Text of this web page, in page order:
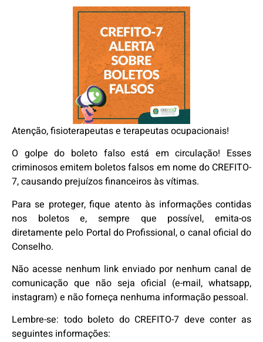
Atenção, fisioterapeutas e terapeutas ocupacionais!
O golpe do boleto falso está em circulação! Esses
criminosos emitem boletos falsos em nome do CREFITO-
7, causando prejuízos financeiros às vítimas.
Para se proteger, fique atento às informações contidas
nos boletos e, sempre que possível, emita-os
diretamente pelo Portal do Profissional, o canal oficial do
Conselho.
Não acesse nenhum link enviado por nenhum canal de
comunicação que não seja oficial (e-mail, whatsapp,
instagram) e não forneça nenhuma informação pessoal.
Lembre-se: todo boleto do CREFITO-7 deve conter as
seguintes informações: